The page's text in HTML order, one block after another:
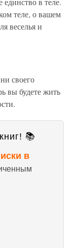
теле, о вашем
веселья и
своего
вы будете жить
📚
в